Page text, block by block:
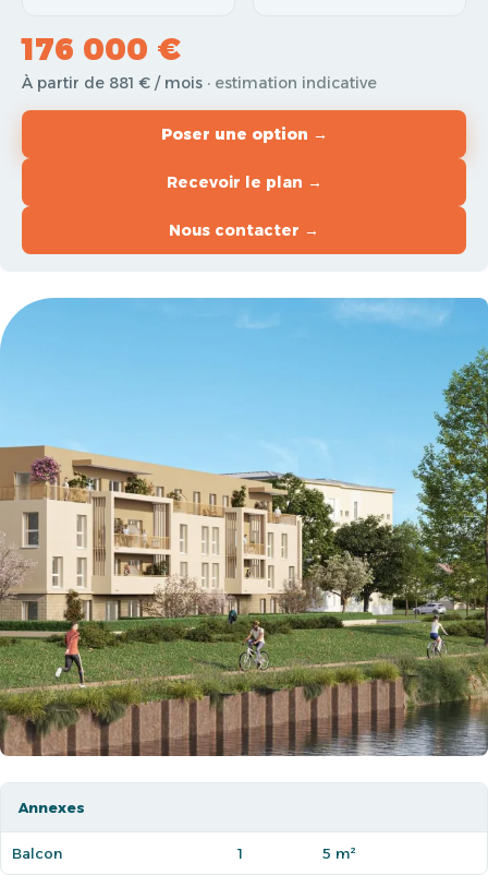
176 000 €
À partir de 881 € / mois · estimation indicative
Poser une option →
Recevoir le plan →
Nous contacter →
Annexes
Balcon 1 5 m²